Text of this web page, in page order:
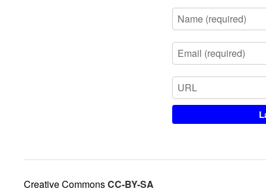
Creative CommonsCC-BY-SA